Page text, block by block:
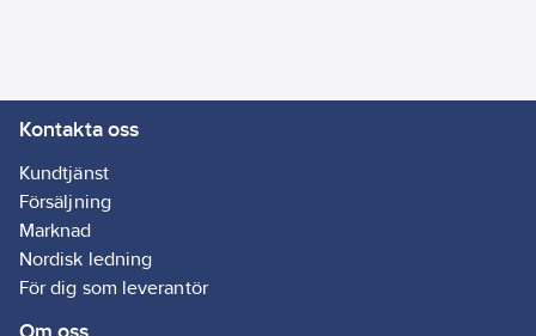
Kontakta oss
Kundtjänst
Försäljning
Marknad
Nordisk ledning
För dig som leverantör
Om oss